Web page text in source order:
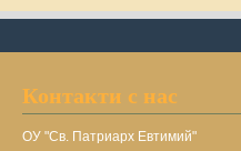
Контакти с нас
ОУ "Св. Патриарх Евтимий"